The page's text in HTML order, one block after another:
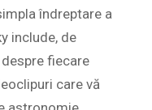
îndreptare a
include, de
fiecare
care vă